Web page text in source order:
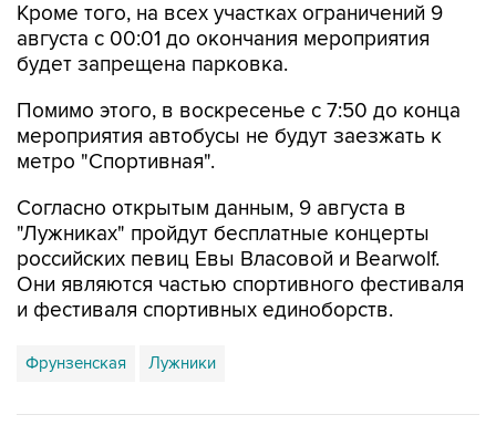
Кроме того, на всех участках ограничений 9
августа с 00:01 до окончания мероприятия
будет запрещена парковка.
Помимо этого, в воскресенье с 7:50 до конца
мероприятия автобусы не будут заезжать к
метро "Спортивная".
Согласно открытым данным, 9 августа в
"Лужниках" пройдут бесплатные концерты
российских певиц Евы Власовой и Bearwolf.
Они являются частью спортивного фестиваля
и фестиваля спортивных единоборств.
Фрунзенская Лужники